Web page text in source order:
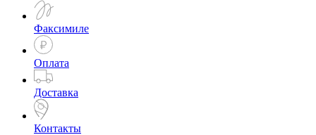
Факсимиле
Оплата
Доставка
Контакты